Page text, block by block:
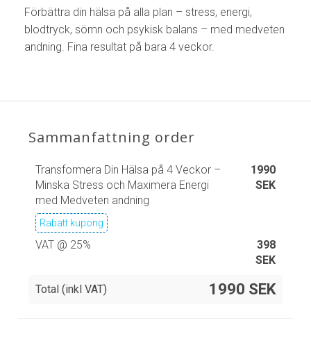
Förbättra din hälsa på alla plan – stress, energi,
blodtryck, sömn och psykisk balans – med medveten
andning. Fina resultat på bara 4 veckor.
Sammanfattning order
Transformera Din Hälsa på 4 Veckor –
Minska Stress och Maximera Energi
med Medveten andning
1990
SEK
Rabatt kupong
VAT @ 25%
398
SEK
Total (inkl VAT) 1990 SEK